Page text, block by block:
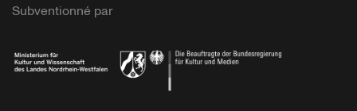
Subventionné par